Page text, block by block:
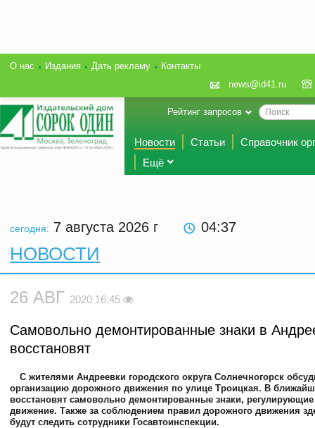
О нас Издания Дать рекламу
Контакты
news@id41.ru
Рейтинг запросов
Новости Статьи
Справочник
Ещё
сегодня: 7 августа 2026 г 04:37
НОВОСТИ
26 АВГ 2020 16:45
Самовольно демонтированные знаки в
восстановят
С жителями Андреевки городского округа Солнечногорск
организацию дорожного движения по улице Троицкая. В
восстановят самовольно демонтированные знаки,
движение. Также за соблюдением правил дорожного движения
будут следить сотрудники Госавтоинспекции.